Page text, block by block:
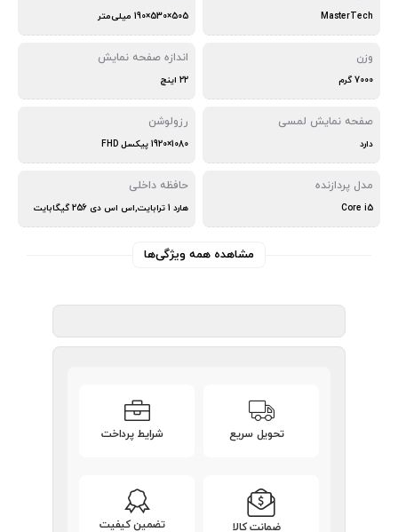
MasterTech 505×530×190 میلی‌متر
وزن
7000 گرم
اندازه صفحه نمایش
22 اینچ
صفحه نمایش لمسی
دارد
رزولوشن
1080×1920 پیکسل FHD
مدل پردازنده
Core i5
حافظه داخلی
هارد 1 ترابایت,اس اس دی 256 گیگابایت
مشاهده همه ویژگی‌ها
تحویل سریع شرایط پرداخت
ضمانت کالا تضمین کیفیت